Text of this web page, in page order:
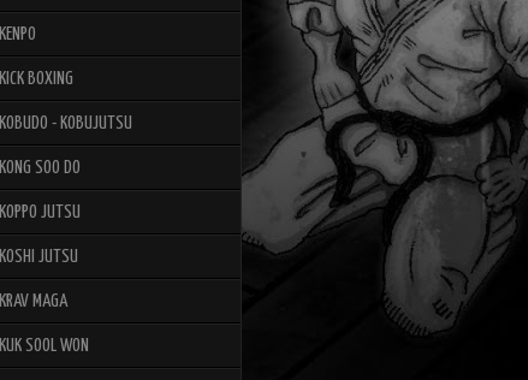
KENPO
KICK BOXING
KOBUDO - KOBUJUTSU
KONG SOO DO
KOPPO JUTSU
KOSHI JUTSU
KRAV MAGA
KUK SOOL WON